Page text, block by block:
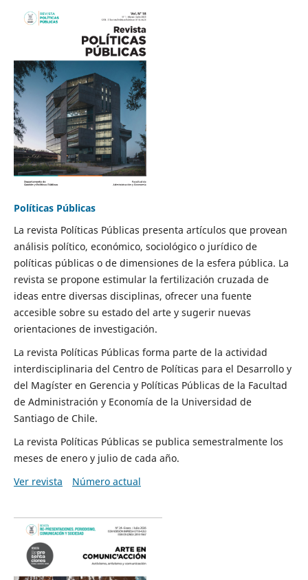
Políticas Públicas
La revista Políticas Públicas presenta artículos que provean
análisis político, económico, sociológico o jurídico de
políticas públicas o de dimensiones de la esfera pública. La
revista se propone estimular la fertilización cruzada de
ideas entre diversas disciplinas, ofrecer una fuente
accesible sobre su estado del arte y sugerir nuevas
orientaciones de investigación.
La revista Políticas Públicas forma parte de la actividad
interdisciplinaria del Centro de Políticas para el Desarrollo y
del Magíster en Gerencia y Políticas Públicas de la Facultad
de Administración y Economía de la Universidad de
Santiago de Chile.
La revista Políticas Públicas se publica semestralmente los
meses de enero y julio de cada año.
Ver revista
Número actual